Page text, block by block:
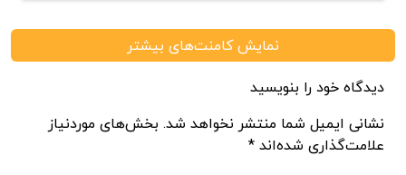
نمایش کامنت‌های بیشتر
دیدگاه خود را بنویسید
نشانی ایمیل شما منتشر نخواهد شد. بخش‌های موردنیاز
علامت‌گذاری شده‌اند *